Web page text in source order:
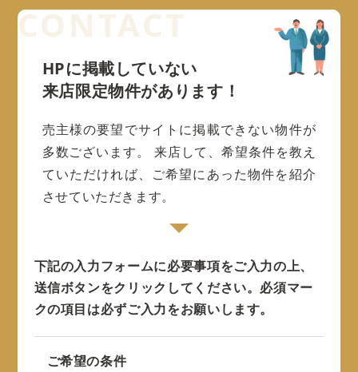
HPに掲載していない
来店限定物件があります！
売主様の要望でサイトに掲載できない物件が
多数ございます。
来店して、希望条件を教え
ていただければ、ご希望にあった物件を紹介
させていただきます。
下記の入力フォームに必要事項をご入力の上、
送信ボタンをクリックしてください。 必須マー
クの項目は必ずご入力をお願いします。
ご希望の条件